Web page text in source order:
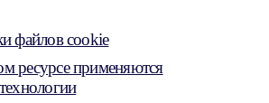
файлов cookie
ресурсе применяются